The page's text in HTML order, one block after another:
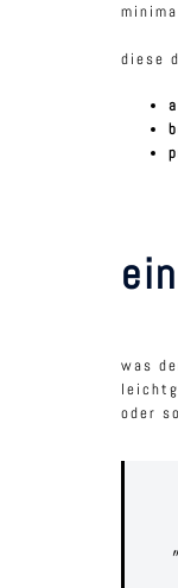
diese
was
oder